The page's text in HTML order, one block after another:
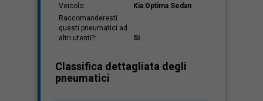
Veicolo:
Kia Optima Sedan
Raccomanderesti
questi pneumatici ad
altri utenti?:
Si
Classifica dettagliata degli
pneumatici